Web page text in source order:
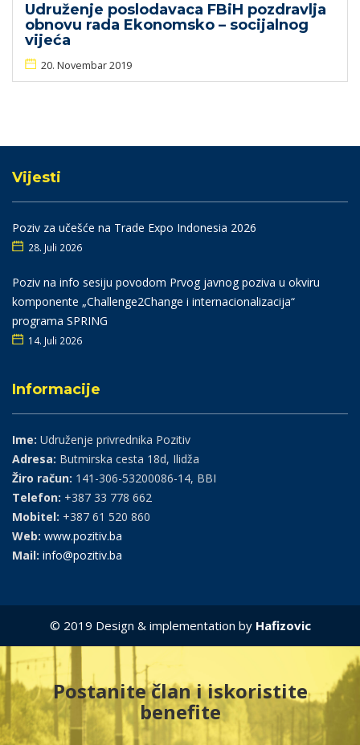
Udruženje poslodavaca FBiH pozdravlja
obnovu rada Ekonomsko – socijalnog
vijeća
20. Novembar 2019
Vijesti
Poziv za učešće na Trade Expo Indonesia 2026
28. Juli 2026
Poziv na info sesiju povodom Prvog javnog poziva u okviru
komponente „Challenge2Change i internacionalizacija“
programa SPRING
14. Juli 2026
Informacije
Ime: Udruženje privrednika Pozitiv
Adresa: Butmirska cesta 18d, Ilidža
Žiro račun: 141-306-53200086-14, BBI
Telefon: +387 33 778 662
Mobitel: +387 61 520 860
Web: www.pozitiv.ba
Mail: info@pozitiv.ba
© 2019 Design & implementation by Hafizovic
Postanite član i iskoristite
benefite